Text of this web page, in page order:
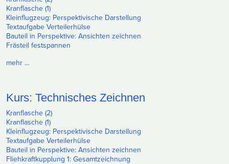
Kranflasche (1)
Kleinflugzeug: Perspektivische Darstellung
Textaufgabe Verteilerhülse
Bauteil in Perspektive: Ansichten zeichnen
Frästeil festspannen
mehr …
Kurs: Technisches Zeichnen
Kranflasche (2)
Kranflasche (1)
Kleinflugzeug: Perspektivische Darstellung
Textaufgabe Verteilerhülse
Bauteil in Perspektive: Ansichten zeichnen
Fliehkraftkupplung 1: Gesamtzeichnung